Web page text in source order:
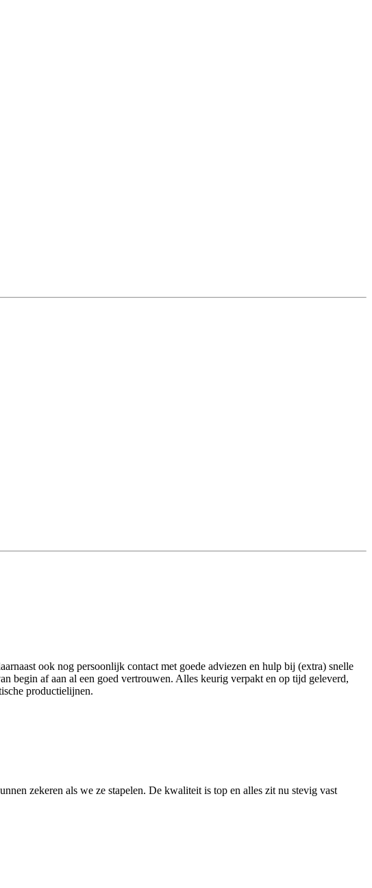
ook nog persoonlijk contact met goede adviezen en hulp bij (extra) snelle
begin af aan al een goed vertrouwen. Alles keurig verpakt en op tijd geleverd,
productielijnen.
zekeren als we ze stapelen. De kwaliteit is top en alles zit nu stevig vast